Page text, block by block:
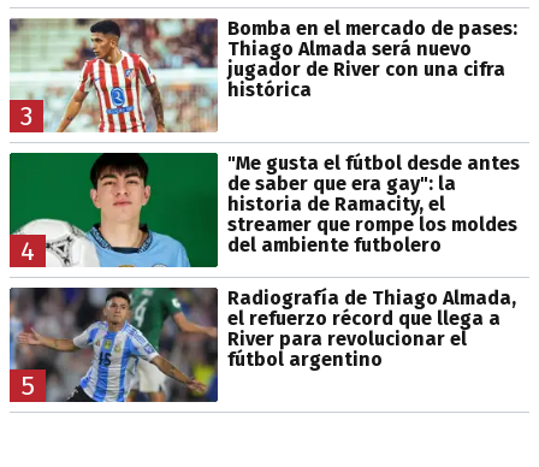
3
Bomba en el mercado de pases:
Thiago Almada será nuevo
jugador de River con una cifra
histórica
4
"Me gusta el fútbol desde antes
de saber que era gay": la
historia de Ramacity, el
streamer que rompe los moldes
del ambiente futbolero
5
Radiografía de Thiago Almada,
el refuerzo récord que llega a
River para revolucionar el
fútbol argentino